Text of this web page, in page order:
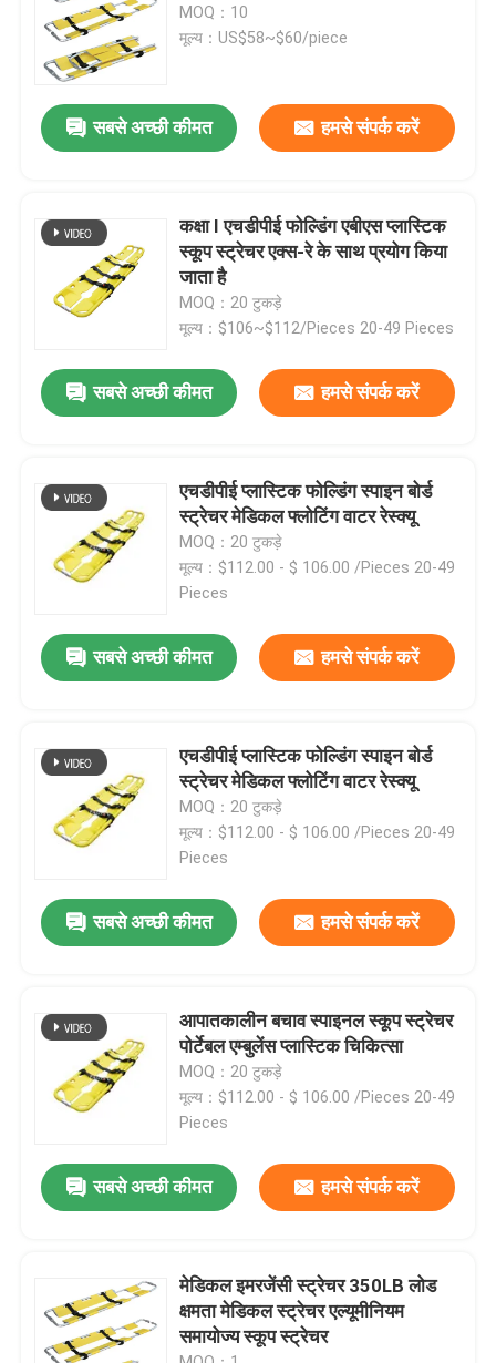
हमारे बारे में
गुणवत्ता नियंत्रण
समाचार
उद्धरण मांगें
MOQ：10
मूल्य：US$58~$60/piece
सबसे अच्छी कीमत हमसे संपर्क करें
कक्षा I एचडीपीई फोल्डिंग एबीएस प्लास्टिक
स्कूप स्ट्रेचर एक्स-रे के साथ प्रयोग किया
जाता है
MOQ：20 टुकड़े
मूल्य：$106~$112/Pieces 20-49 Pieces
सबसे अच्छी कीमत हमसे संपर्क करें
एचडीपीई प्लास्टिक फोल्डिंग स्पाइन बोर्ड
स्ट्रेचर मेडिकल फ्लोटिंग वाटर रेस्क्यू
MOQ：20 टुकड़े
मूल्य：$112.00 - $ 106.00 /Pieces 20-49
Pieces
सबसे अच्छी कीमत हमसे संपर्क करें
एचडीपीई प्लास्टिक फोल्डिंग स्पाइन बोर्ड
स्ट्रेचर मेडिकल फ्लोटिंग वाटर रेस्क्यू
MOQ：20 टुकड़े
मूल्य：$112.00 - $ 106.00 /Pieces 20-49
Pieces
सबसे अच्छी कीमत हमसे संपर्क करें
आपातकालीन बचाव स्पाइनल स्कूप स्ट्रेचर
पोर्टेबल एम्बुलेंस प्लास्टिक चिकित्सा
MOQ：20 टुकड़े
मूल्य：$112.00 - $ 106.00 /Pieces 20-49
Pieces
सबसे अच्छी कीमत हमसे संपर्क करें
मेडिकल इमरजेंसी स्ट्रेचर 350LB लोड
क्षमता मेडिकल स्ट्रेचर एल्यूमीनियम
समायोज्य स्कूप स्ट्रेचर